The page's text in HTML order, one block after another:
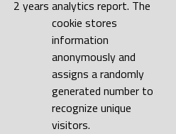
2 years analytics report. The
cookie stores
information
anonymously and
assigns a randomly
generated number to
recognize unique
visitors.